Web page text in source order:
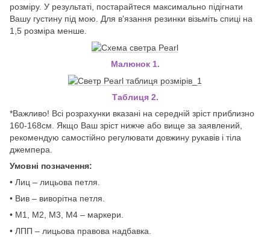
розміру. У результаті, постарайтеся максимально підігнати
Вашу густину під мою. Для в'язання резинки візьміть спиці на
1,5 розміра менше.
Малюнок 1.
Таблиця 2.
*Важливо! Всі розрахунки вказані на середній зріст приблизно
160-168см. Якщо Ваш зріст нижче або вище за заявлений,
рекомендую самостійно регулювати довжину рукавів і тіла
джемпера.
Умовні позначення:
• Лиц – лицьова петля.
• Вив – виворітна петля.
• М1, М2, М3, М4 – маркери.
• ЛПП – лицьова правова надбавка.